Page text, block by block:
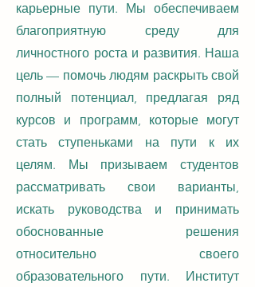
карьерные пути. Мы обеспечиваем
благоприятную среду для
личностного роста и развития. Наша
цель — помочь людям раскрыть свой
полный потенциал, предлагая ряд
курсов и программ, которые могут
стать ступеньками на пути к их
целям. Мы призываем студентов
рассматривать свои варианты,
искать руководства и принимать
обоснованные решения
относительно своего
образовательного пути. Институт